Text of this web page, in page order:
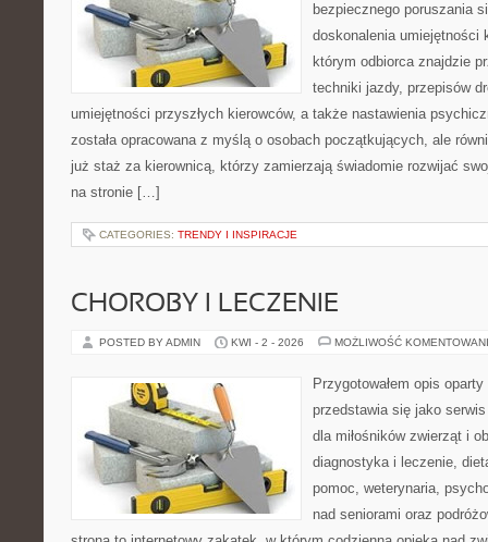
bezpiecznego poruszania
doskonalenia umiejętności
którym odbiorca znajdzie
techniki jazdy, przepisów
umiejętności przyszłych kierowców, a także nastawienia
została opracowana z myślą o osobach początkujących, ale
już staż za kierownicą, którzy zamierzają świadomie rozwijać
na stronie […]
CATEGORIES: TRENDY I INSPIRACJE
CHOROBY I LECZENIE
POSTED BY ADMIN KWI - 2 - 2026 MOŻLIWOŚĆ
Przygotowałem opis
przedstawia się jako
dla miłośników zwierząt i
diagnostyka i leczenie,
pomoc, weterynaria,
nad seniorami oraz